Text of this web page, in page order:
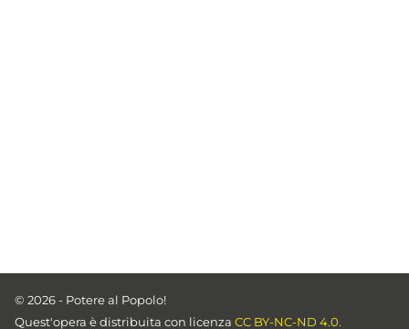
© 2026 - Potere al Popolo!
Quest'opera è distribuita con licenza CC BY-NC-ND 4.0.